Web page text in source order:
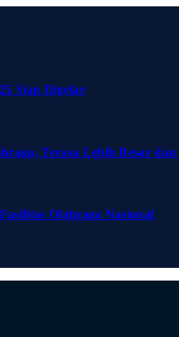
Siap Digelar
Terasa Lebih Besar
Olahraga Nasional